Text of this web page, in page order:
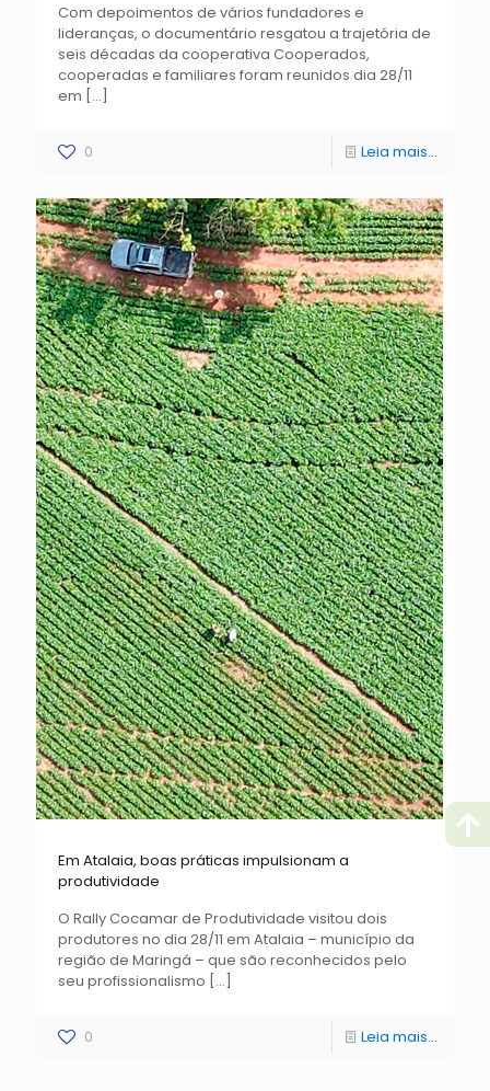
Com depoimentos de vários fundadores e
lideranças, o documentário resgatou a trajetória de
seis décadas da cooperativa Cooperados,
cooperadas e familiares foram reunidos dia 28/11
em […]
0 Leia mais...
Em Atalaia, boas práticas impulsionam a
produtividade
O Rally Cocamar de Produtividade visitou dois
produtores no dia 28/11 em Atalaia – município da
região de Maringá – que são reconhecidos pelo
seu profissionalismo […]
0 Leia mais...